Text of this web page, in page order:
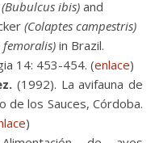
(Bubulcus ibis) and
(Colaptes campestris)
femoralis) in Brazil.
14: 453-454. (enlace)
(1992). La avifauna de
de los Sauces, Córdoba.
)